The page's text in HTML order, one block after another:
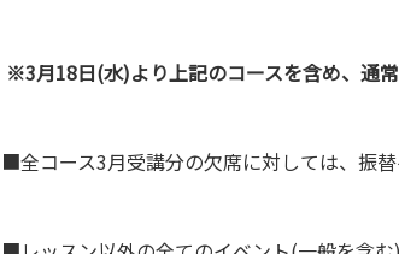
※3月18日(水)より上記のコースを含め、通常
■全コース3月受講分の欠席に対しては、振